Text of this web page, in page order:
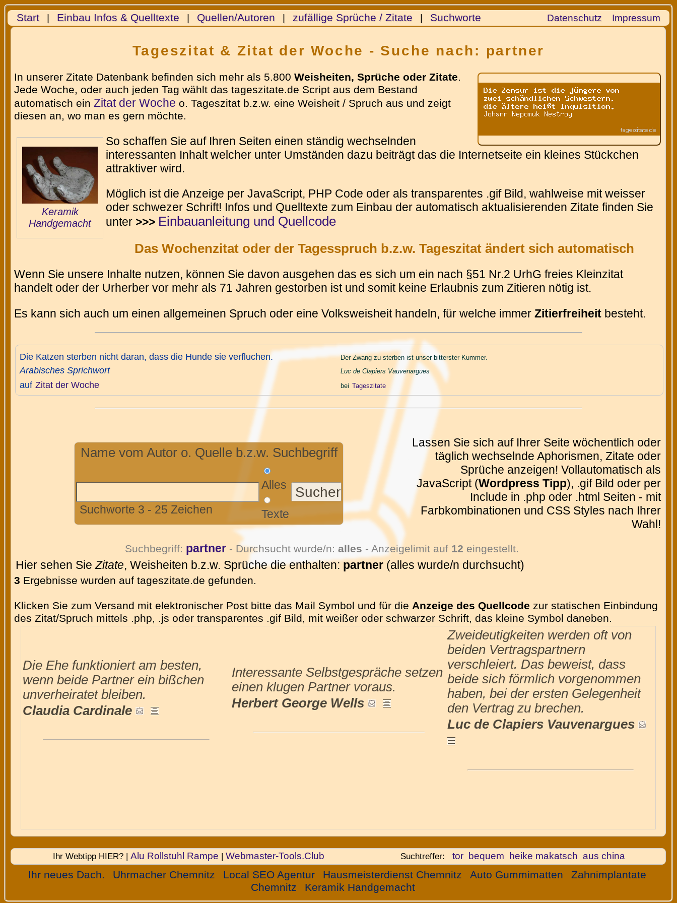
Start| Einbau Infos & Quelltexte | Quellen/Autoren | zufällige Sprüche / Zitate | Suchworte Datenschutz Impressum
Tageszitat & Zitat der Woche - Suche nach: partner
In unserer Zitate Datenbank befinden sich mehr als 5.800Weisheiten, Sprüche oder Zitate.
Jede Woche, oder auch jeden Tag wählt das tageszitate.de Script aus dem Bestand
automatisch einZitat der Woche o. Tageszitat b.z.w. eine Weisheit / Spruch aus und zeigt
diesen an, wo man es gern möchte.
Keramik
Handgemacht
So schaffen Sie auf Ihren Seiten einen ständig wechselnden
interessanten Inhalt welcher unter Umständen dazu beiträgt das die Internetseite ein kleines Stückchen
attraktiver wird.
Möglich ist die Anzeige per JavaScript, PHP Code oder als transparentes .gif Bild, wahlweise mit weisser
oder schwezer Schrift! Infos und Quelltexte zum Einbau der automatisch aktualisierenden Zitate finden Sie
unter >>> Einbauanleitung und Quellcode
Das Wochenzitat oder der Tagesspruch b.z.w. Tageszitat ändert sich automatisch
Wenn Sie unsere Inhalte nutzen, können Sie davon ausgehen das es sich um ein nach §51 Nr.2 UrhG freies Kleinzitat
handelt oder der Urherber vor mehr als 71 Jahren gestorben ist und somit keine Erlaubnis zum Zitieren nötig ist.
Es kann sich auch um einen allgemeinen Spruch oder eine Volksweisheit handeln, für welche immerZitierfreiheit besteht.
Die Katzen sterben nicht daran, dass die Hunde sie verfluchen.
Arabisches Sprichwort
auf Zitat der Woche
Der Zwang zu sterben ist unser bitterster Kummer.
Luc de Clapiers Vauvenargues
bei Tageszitate
Name vom Autor o. Quelle b.z.w. Suchbegriff
Suchworte 3 - 25 Zeichen
Alles
Texte
Lassen Sie sich auf Ihrer Seite wöchentlich oder
täglich wechselnde Aphorismen, Zitate oder
Sprüche anzeigen! Vollautomatisch als
JavaScript (Wordpress Tipp), .gif Bild oder per
Include in .php oder .html Seiten - mit
Farbkombinationen und CSS Styles nach Ihrer
Wahl!
Suchbegriff: partner - Durchsucht wurde/n:alles - Anzeigelimit auf 12 eingestellt.
Hier sehen SieZitate, Weisheiten b.z.w. Sprüche die enthalten:partner (alles wurde/n durchsucht)
3 Ergebnisse wurden auf tageszitate.de gefunden.
Klicken Sie zum Versand mit elektronischer Post bitte das Mail Symbol und für die Anzeige des Quellcode zur statischen Einbindung
des Zitat/Spruch mittels .php, .js oder transparentes .gif Bild, mit weißer oder schwarzer Schrift, das kleine Symbol daneben.
Die Ehe funktioniert am besten,
wenn beide Partner ein bißchen
unverheiratet bleiben.
Claudia Cardinale
Interessante Selbstgespräche setzen
einen klugen Partner voraus.
Herbert George Wells
Zweideutigkeiten werden oft von
beiden Vertragspartnern
verschleiert. Das beweist, dass
beide sich förmlich vorgenommen
haben, bei der ersten Gelegenheit
den Vertrag zu brechen.
Luc de Clapiers Vauvenargues
Ihr Webtipp HIER? | Alu Rollstuhl Rampe | Webmaster-Tools.Club Suchtreffer: tor bequem heike makatsch aus china
Ihr neues Dach. Uhrmacher Chemnitz Local SEO Agentur Hausmeisterdienst Chemnitz Auto Gummimatten
Zahnimplantate
Chemnitz
Keramik Handgemacht